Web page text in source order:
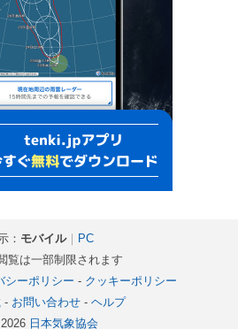
： モバイル｜
PC
覧は一部制限されます
シーポリシー - クッキーポリシー
- お問い合わせ- ヘルプ
日本気象協会